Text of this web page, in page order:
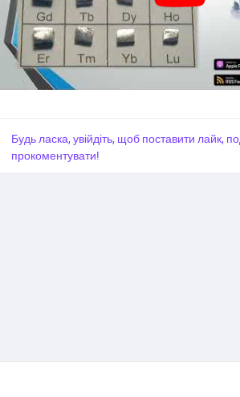
Будь ласка, увійдіть, щоб поставити лайк,
прокоментувати!